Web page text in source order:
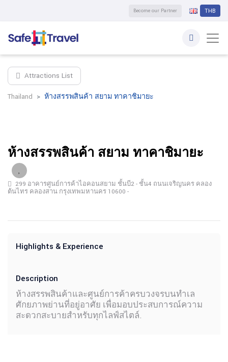
Become our Partner THB
Attractions List
Thailand ห้างสรรพสินค้า สยาม ทาคาชิมายะ
ห้างสรรพสินค้า สยาม ทาคาชิมายะ
299 อาคารศูนย์การค้าไอคอนสยาม ชั้นบี2 - ชั้น4 ถนนเจริญนคร คลอง
ต้นไทร คลองสาน กรุงเทพมหานคร 10600 -
Highlights & Experience
Description
ห้างสรรพสินค้าและศูนย์การค้าครบวงจรบนทำเล
ศักยภาพย่านที่อยู่อาศัย เพื่อมอบประสบการณ์ความ
สะดวกสะบายสำหรับทุกไลฟ์สไตล์.